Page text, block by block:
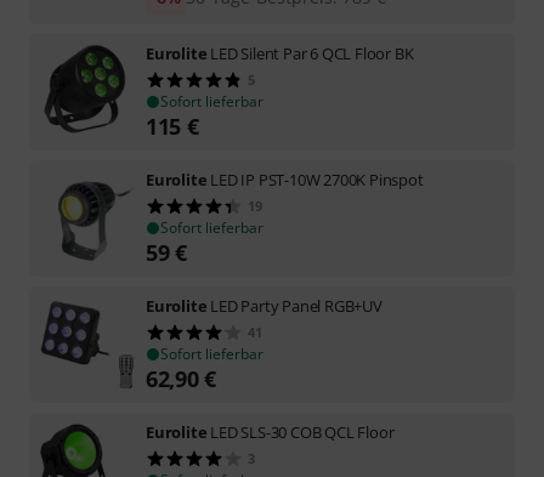
Eurolite LED Silent Par 6 QCL Floor BK
5
Sofort lieferbar
115 €
Eurolite LED IP PST-10W 2700K Pinspot
19
Sofort lieferbar
59€
Eurolite LED Party Panel RGB+UV
41
Sofort lieferbar
62,90€
Eurolite LED SLS-30 COB QCL Floor
3